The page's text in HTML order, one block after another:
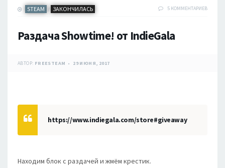
STEAM / ЗАКОНЧИЛАСЬ 5 КОММЕНТАРИЕВ
Раздача Showtime! от IndieGala
АВТОР: FREESTEAM 29 ИЮНЯ, 2017
https://www.indiegala.com/store#giveaway
Находим блок с раздачей и жмём крестик.